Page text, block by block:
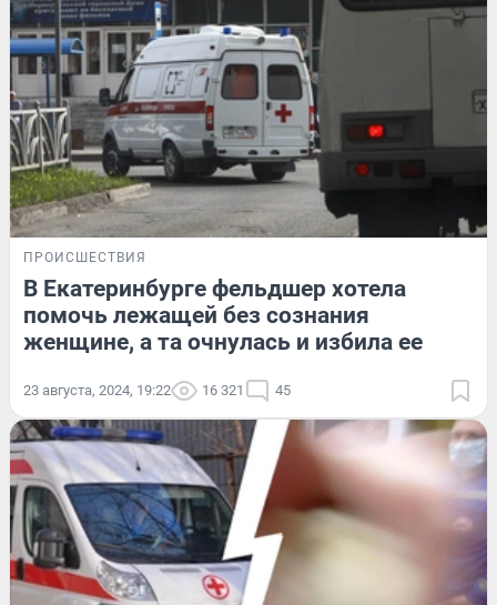
ПРОИСШЕСТВИЯ
В Екатеринбурге фельдшер хотела
помочь лежащей без сознания
женщине, а та очнулась и избила ее
23 августа, 2024, 19:22 16 321 45